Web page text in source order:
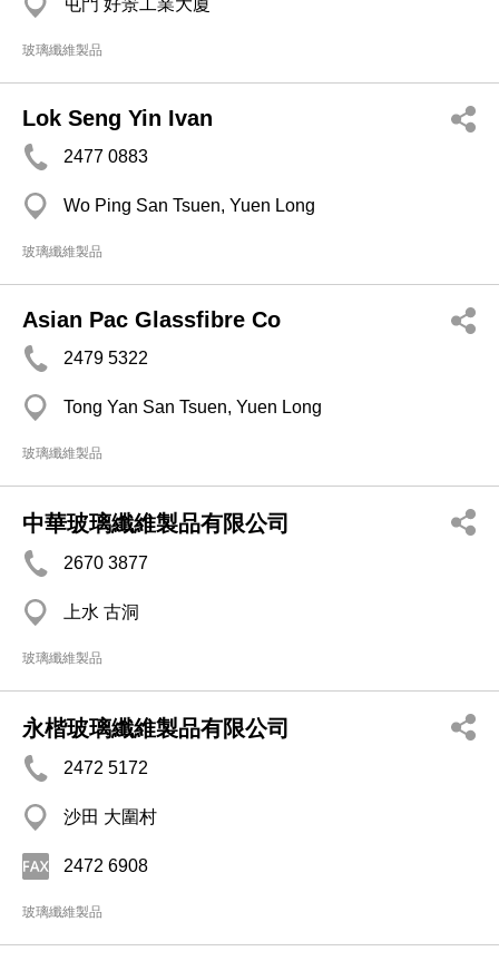
屯門 好景工業大廈
玻璃纖維製品
Lok Seng Yin Ivan
2477 0883
Wo Ping San Tsuen, Yuen Long
玻璃纖維製品
Asian Pac Glassfibre Co
2479 5322
Tong Yan San Tsuen, Yuen Long
玻璃纖維製品
中華玻璃纖維製品有限公司
2670 3877
上水 古洞
玻璃纖維製品
永楷玻璃纖維製品有限公司
2472 5172
沙田 大圍村
2472 6908
玻璃纖維製品